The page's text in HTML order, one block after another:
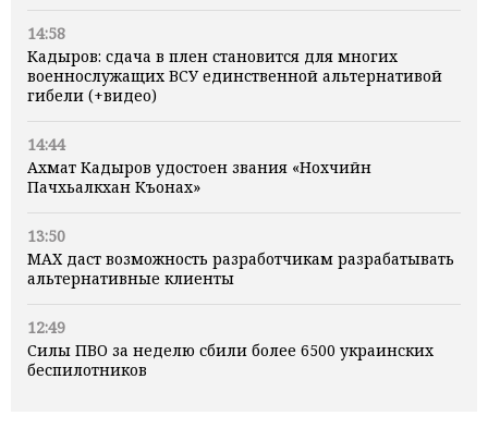
14:58
Кадыров: сдача в плен становится для многих
военнослужащих ВСУ единственной альтернативой
гибели (+видео)
14:44
Ахмат Кадыров удостоен звания «Нохчийн
Пачхьалкхан Къонах»
13:50
MAX даст возможность разработчикам разрабатывать
альтернативные клиенты
12:49
Силы ПВО за неделю сбили более 6500 украинских
беспилотников